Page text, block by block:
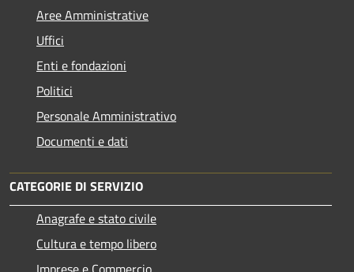
Aree Amministrative
Uffici
Enti e fondazioni
Politici
Personale Amministrativo
Documenti e dati
CATEGORIE DI SERVIZIO
Anagrafe e stato civile
Cultura e tempo libero